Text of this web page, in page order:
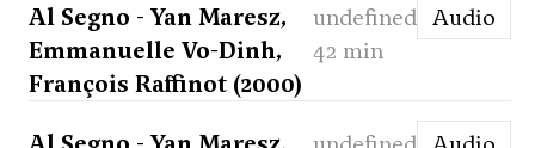
Al Segno - Yan Maresz,
Emmanuelle Vo-Dinh,
François Raffinot (2000)
undefined
42 min
Audio